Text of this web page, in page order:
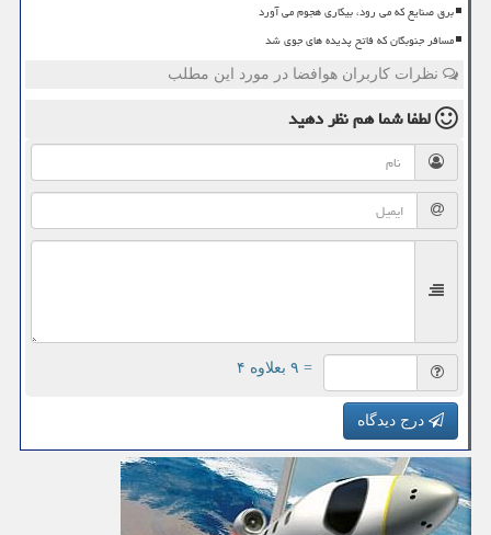
برق صنایع که می رود، بیکاری هجوم می آورد
مسافر جنوبگان که فاتح پدیده های جوی شد
نظرات کاربران هوافضا در مورد این مطلب
لطفا شما همنظر دهید
= ۹ بعلاوه ۴
درج دیدگاه